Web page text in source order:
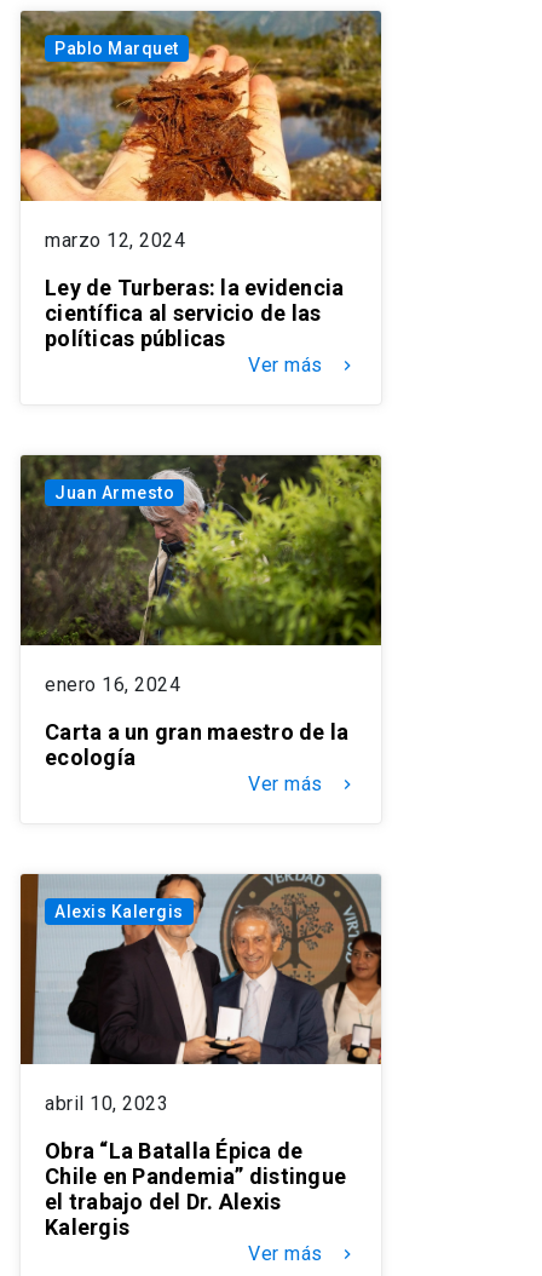
Pablo Marquet
marzo 12, 2024
Ley de Turberas: la evidencia
científica al servicio de las
políticas públicas
Ver más keyboard_arrow_right
Juan Armesto
enero 16, 2024
Carta a un gran maestro de la
ecología
Ver más keyboard_arrow_right
Alexis Kalergis
abril 10, 2023
Obra “La Batalla Épica de
Chile en Pandemia” distingue
el trabajo del Dr. Alexis
Kalergis
Ver más keyboard_arrow_right